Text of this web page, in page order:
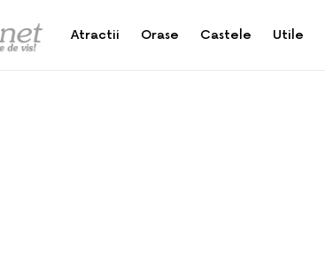
Atractii Orase Castele Utile